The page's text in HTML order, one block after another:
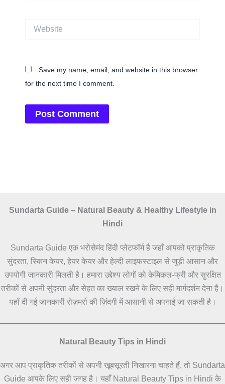
Website
Save my name, email, and website in this browser
for the next time I comment.
Sundarta Guide – Natural Beauty & Healthy Lifestyle in
Hindi
Sundarta Guide एक भरोसेमंद हिंदी प्लेटफॉर्म है जहाँ आपको प्राकृतिक
सुंदरता, स्किन केयर, हेयर केयर और हेल्दी लाइफस्टाइल से जुड़ी आसान और
उपयोगी जानकारी मिलती है। हमारा उद्देश्य लोगों को केमिकल-फ्री और सुरक्षित
तरीकों से अपनी सुंदरता और सेहत का ख्याल रखने के लिए सही मार्गदर्शन देना है।
यहाँ दी गई जानकारी रोज़मर्रा की ज़िंदगी में आसानी से अपनाई जा सकती है।
Natural Beauty Tips in Hindi
अगर आप प्राकृतिक तरीकों से अपनी खूबसूरती निखारना चाहते हैं, तो Sundarta
Guide आपके लिए सही जगह है। यहाँ Natural Beauty Tips in Hindi के